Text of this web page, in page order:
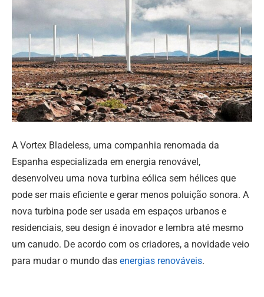
A Vortex Bladeless, uma companhia renomada da
Espanha especializada em energia renovável,
desenvolveu uma nova turbina eólica sem hélices que
pode ser mais eficiente e gerar menos poluição sonora. A
nova turbina pode ser usada em espaços urbanos e
residenciais, seu design é inovador e lembra até mesmo
um canudo. De acordo com os criadores, a novidade veio
para mudar o mundo das energias renováveis.